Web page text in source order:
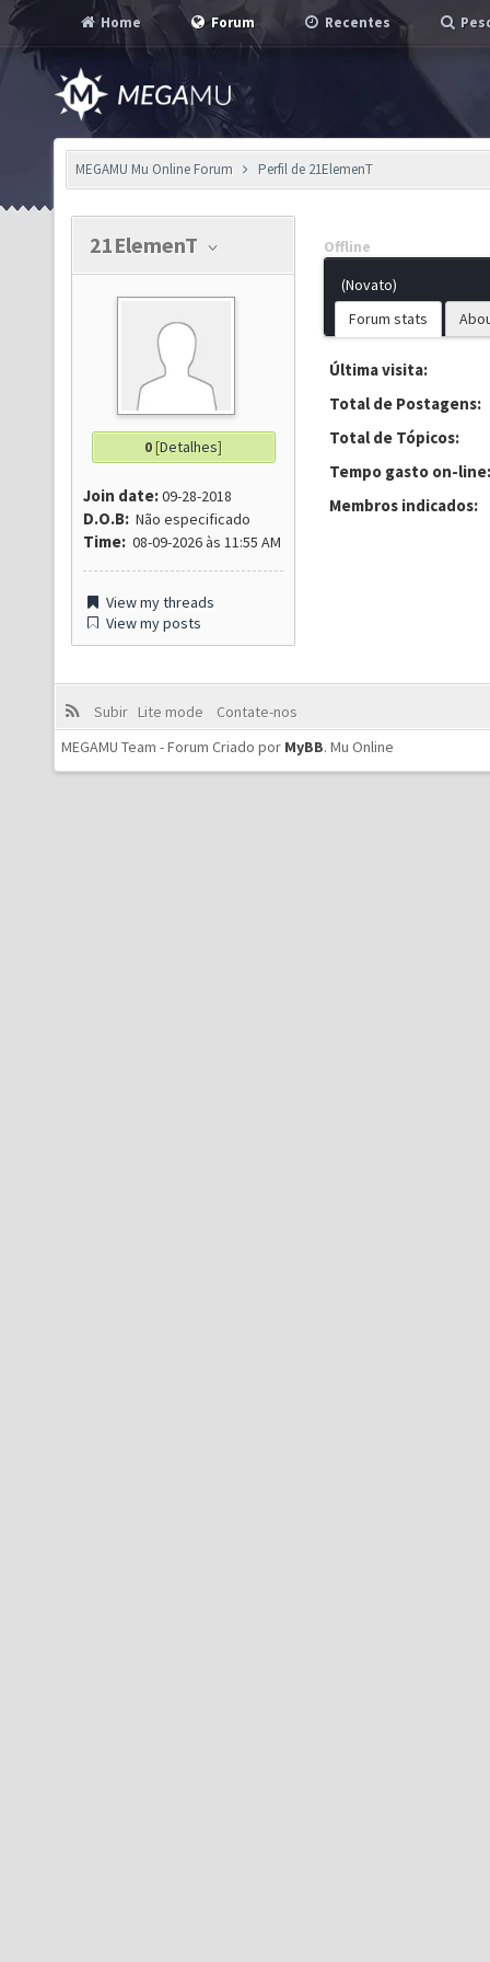
Home Forum Recentes
MEGAMU Mu Online Forum Perfil de 21ElemenT
21ElemenT
0[Detalhes]
Join date:09-28-2018
D.O.B: Não especificado
Time: 08-09-2026 às 11:55 AM
View my threads
View my posts
Offline
(Novato)
Forum stats
Última visita:
Total de Postagens:
Total de Tópicos:
Tempo gasto on-line:
Membros indicados:
Subir Lite mode
Contate-nos
MEGAMU Team - Forum Criado por MyBB. Mu Online